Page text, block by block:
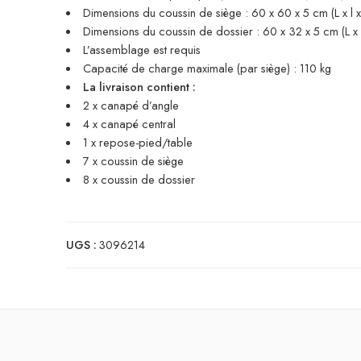
Dimensions du coussin de siège : 60 x 60 x 5 cm (L x l
Dimensions du coussin de dossier : 60 x 32 x 5 cm (L x
L’assemblage est requis
Capacité de charge maximale (par siège) : 110 kg
La livraison contient :
2 x canapé d’angle
4 x canapé central
1 x repose-pied/table
7 x coussin de siège
8 x coussin de dossier
UGS :3096214